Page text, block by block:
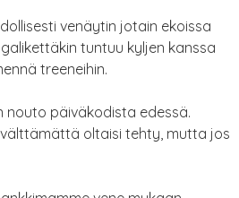
venäytin jotain ekoissa
tuntuu kyljen kanssa
treeneihin.
nouto päiväkodista edessä.
oltaisi tehty, mutta jos